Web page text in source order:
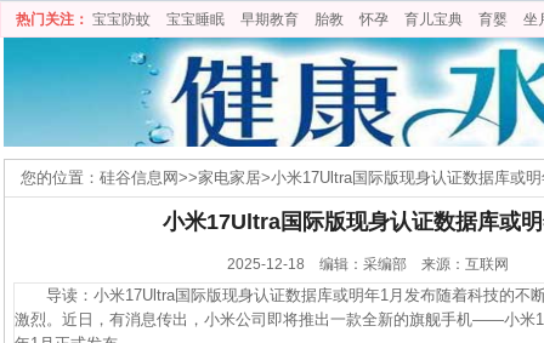
热门关注： 宝宝防蚊 宝宝睡眠 早期教育 胎教 怀孕 育儿宝典 育婴 坐
您的位置： 硅谷信息网>>家电家居>小米17Ultra国际版现身认证数据库或
小米17Ultra国际版现身认证数据库或
2025-12-18 编辑：采编部 来源：互联网
导读：小米17Ultra国际版现身认证数据库或明年1月发布随着科技的不
激烈。近日，有消息传出，小米公司即将推出一款全新的旗舰手机——小米